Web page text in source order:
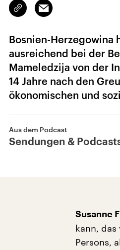
Link
kopieren/teilen
Email
Bosnien-Herzegowina
ausreichend bei der
Mameledzija von der
14 Jahre nach den
ökonomischen und
Aus dem Podcast
Sendungen &
Susanne
kann,
Persons,